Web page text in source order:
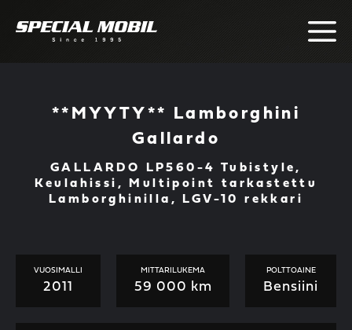
**MYYTY** Lamborghini
Gallardo
GALLARDO LP560-4 Tubistyle,
Keulahissi, Multipoint tarkastettu
Lamborghinilla, LGV-10 rekkari
VUOSIMALLI
2011
MITTARILUKEMA
59 000 km
POLTTOAINE
Bensiini